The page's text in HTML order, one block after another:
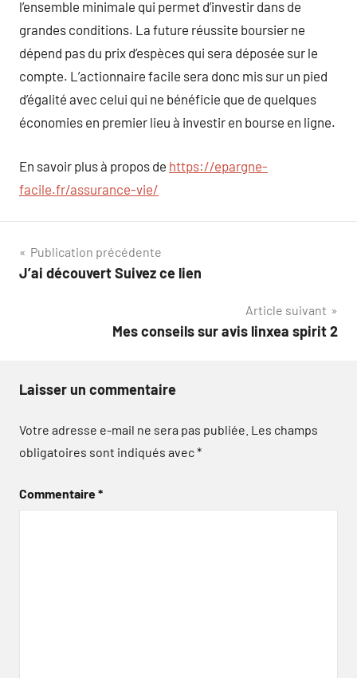
l’ensemble minimale qui permet d’investir dans de
grandes conditions. La future réussite boursier ne
dépend pas du prix d’espèces qui sera déposée sur le
compte. L’actionnaire facile sera donc mis sur un pied
d’égalité avec celui qui ne bénéficie que de quelques
économies en premier lieu à investir en bourse en ligne.
En savoir plus à propos de https://epargne-
facile.fr/assurance-vie/
Navigation
de
Publication précédente
J’ai découvert Suivez ce lien
Article suivant
Mes conseils sur avis linxea spirit 2
Laisser un commentaire
Votre adresse e-mail ne sera pas publiée. Les champs
obligatoires sont indiqués avec*
Commentaire*